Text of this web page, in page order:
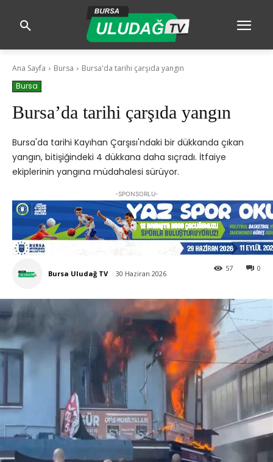
Ana Sayfa Bursa
Bursa'da tarihi çarşıda yangın
Bursa
Bursa’da tarihi çarşıda yangın
Bursa'da tarihi Kayıhan Çarşısı'ndaki bir dükkanda çıkan
yangın, bitişiğindeki 4 dükkana daha sıçradı. İtfaiye
ekiplerinin yangına müdahalesi sürüyor.
-SPONSORLU-
Bursa Uludağ TV 30 Haziran 2026
0
57